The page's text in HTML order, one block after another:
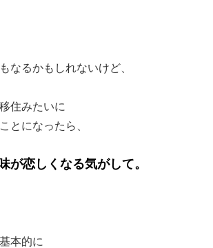
なるかもしれないけど、
住みたいに
とになったら、
が恋しくなる気がして。
本的に